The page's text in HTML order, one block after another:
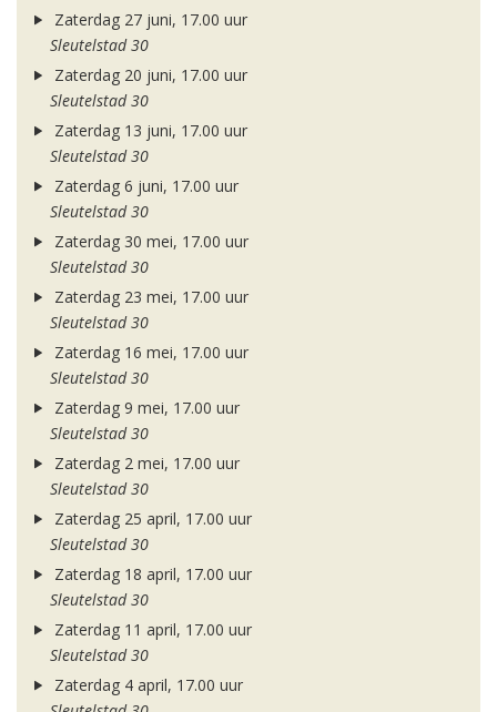
Zaterdag 27 juni, 17.00 uur
Sleutelstad 30
Zaterdag 20 juni, 17.00 uur
Sleutelstad 30
Zaterdag 13 juni, 17.00 uur
Sleutelstad 30
Zaterdag 6 juni, 17.00 uur
Sleutelstad 30
Zaterdag 30 mei, 17.00 uur
Sleutelstad 30
Zaterdag 23 mei, 17.00 uur
Sleutelstad 30
Zaterdag 16 mei, 17.00 uur
Sleutelstad 30
Zaterdag 9 mei, 17.00 uur
Sleutelstad 30
Zaterdag 2 mei, 17.00 uur
Sleutelstad 30
Zaterdag 25 april, 17.00 uur
Sleutelstad 30
Zaterdag 18 april, 17.00 uur
Sleutelstad 30
Zaterdag 11 april, 17.00 uur
Sleutelstad 30
Zaterdag 4 april, 17.00 uur